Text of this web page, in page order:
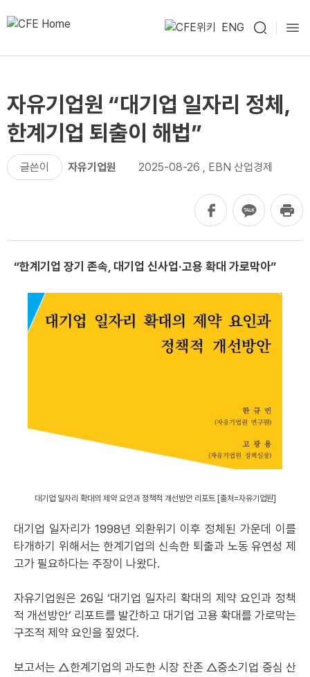
ENG
자유기업원 “대기업 일자리 정체,
한계기업 퇴출이 해법”
글쓴이 자유기업원 2025-08-26 , EBN 산업경제
“한계기업 장기 존속, 대기업 신사업·고용 확대 가로막아”
대기업 일자리 확대의 제약 요인과 정책적 개선방안 리포트 [출처=자유기업원]
대기업 일자리가 1998년 외환위기 이후 정체된 가운데 이를
타개하기 위해서는 한계기업의 신속한 퇴출과 노동 유연성 제
고가 필요하다는 주장이 나왔다.
자유기업원은 26일 ‘대기업 일자리 확대의 제약 요인과 정책
적 개선방안’ 리포트를 발간하고 대기업 고용 확대를 가로막는
구조적 제약 요인을 짚었다.
보고서는 △한계기업의 과도한 시장 잔존 △중소기업 중심 산